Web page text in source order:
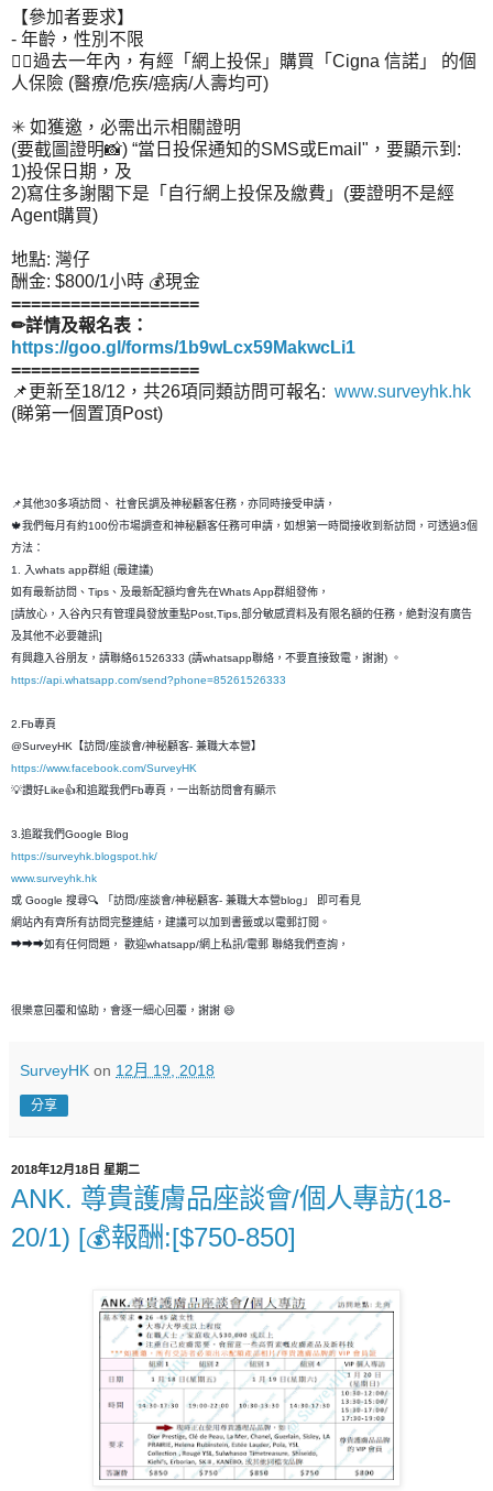
【參加者要求】
- 年齡，性別不限
👉🏻過去一年內，有經「網上投保」購買「Cigna 信諾」 的個
人保險 (醫療/危疾/癌病/人壽均可)
✳ 如獲邀，必需出示相關證明
(要截圖證明📸) “當日投保通知的SMS或Email"，要顯示到:
1)投保日期，及
2)寫住多謝閣下是「自行網上投保及繳費」(要證明不是經
Agent購買)
地點: 灣仔
酬金: $800/1小時 💰現金
===================
✏詳情及報名表：
https://goo.gl/forms/1b9wLcx59MakwcLi1
===================
📌更新至18/12，共26項同類訪問可報名: www.surveyhk.hk
(睇第一個置頂Post)
📌其他30多項訪問、 社會民調及神秘顧客任務，亦同時接受申請，
🍁我們每月有約100份市場調查和神秘顧客任務可申請，如想第一時間接收到新訪問，可透過3個
方法：
1. 入whats app群組 (最建議)
如有最新訪問、Tips、及最新配額均會先在Whats App群組發佈，
[請放心，入谷內只有管理員發放重點Post,Tips,部分敏感資料及有限名額的任務，絶對沒有廣告
及其他不必要雜訊]
有興趣入谷朋友，請聯絡61526333 (請whatsapp聯絡，不要直接致電，謝謝) 。
https://api.whatsapp.com/send?phone=85261526333
2.Fb專頁
@SurveyHK【訪問/座談會/神秘顧客- 兼職大本營】
https://www.facebook.com/SurveyHK
💡讚好Like👍和追蹤我們Fb專頁，一出新訪問會有顯示
3.追蹤我們Google Blog
https://surveyhk.blogspot.hk/
www.surveyhk.hk
或 Google 搜尋🔍 「訪問/座談會/神秘顧客- 兼職大本營blog」 即可看見
網站內有齊所有訪問完整連結，建議可以加到書籤或以電郵訂閱。
➡➡➡如有任何問題， 歡迎whatsapp/網上私訊/電郵 聯絡我們查詢，
很樂意回覆和恊助，會逐一細心回覆，謝謝 😄
SurveyHK on 12月 19, 2018
分享
2018年12月18日 星期二
ANK. 尊貴護膚品座談會/個人專訪(18-
20/1) [💰報酬:[$750-850]